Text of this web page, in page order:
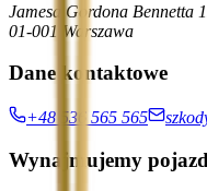
Jamesa Gordona Bennetta
01-001 Warszawa
Dane kontaktowe
+48 536 565 565
Wynajmujemy